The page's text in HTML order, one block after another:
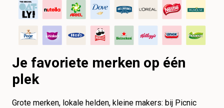
Je favoriete merken op één
plek
Grote merken, lokale helden, kleine makers: bij Picnic